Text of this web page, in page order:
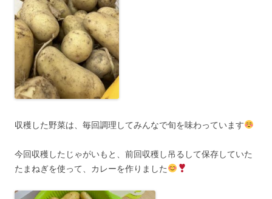
収穫した野菜は、毎回調理してみんなで旬を味わっています
今回収穫したじゃがいもと、前回収穫し吊るして保存していた
たまねぎを使って、カレーを作りました